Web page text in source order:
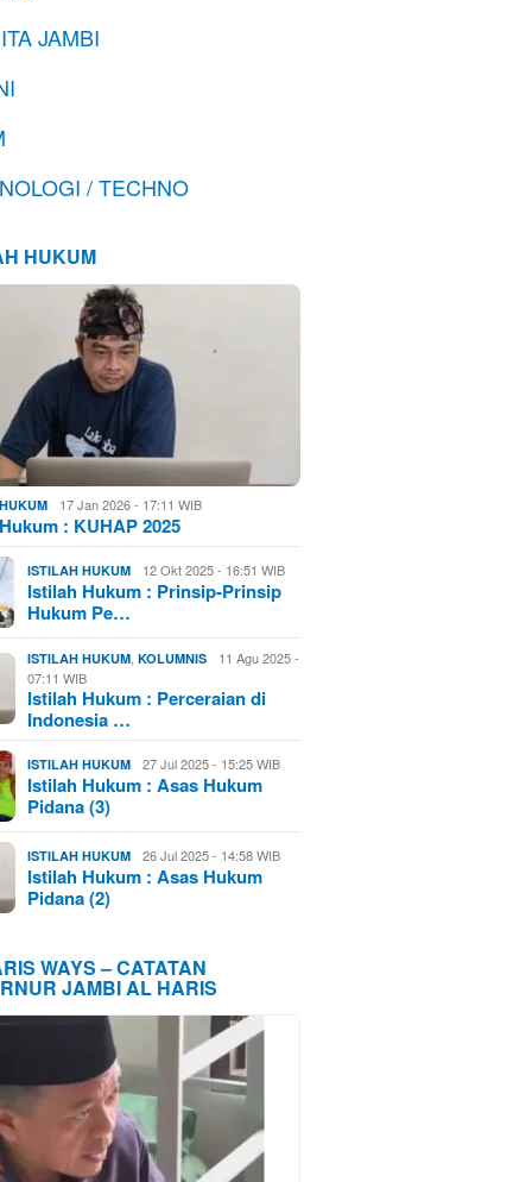
JAMBI
/ TECHNO
HUKUM
17 Jan 2026 - 17:11 WIB
: KUHAP 2025
ISTILAH HUKUM 12 Okt 2025 - 16:51 WIB
Istilah Hukum : Prinsip-Prinsip
Hukum Pe…
ISTILAH HUKUM ,KOLUMNIS
11 Agu 2025 -
07:11 WIB
Istilah Hukum : Perceraian di
Indonesia …
ISTILAH HUKUM 27 Jul 2025 - 15:25 WIB
Istilah Hukum : Asas Hukum
Pidana (3)
ISTILAH HUKUM 26 Jul 2025 - 14:58 WIB
Istilah Hukum : Asas Hukum
Pidana (2)
WAYS – CATATAN
JAMBI AL HARIS